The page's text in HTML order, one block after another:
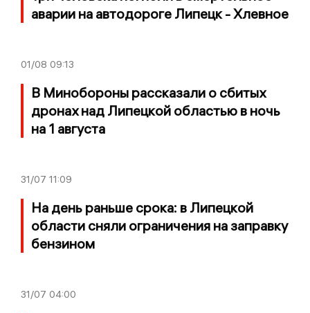
аварии на автодороге Липецк - Хлевное
01/08 09:13
В Минобороны рассказали о сбитых
дронах над Липецкой областью в ночь
на 1 августа
31/07 11:09
На день раньше срока: в Липецкой
области сняли ограничения на заправку
бензином
31/07 04:00